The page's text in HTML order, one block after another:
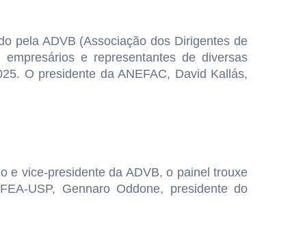
pela ADVB (Associação dos Dirigentes de
e representantes de diversas
O presidente da ANEFAC, David Kallás,
e vice-presidente da ADVB, o painel trouxe
USP, Gennaro Oddone, presidente do